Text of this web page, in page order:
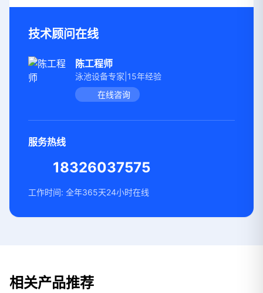
技术顾问在线
陈工程师
泳池设备专家|15年经验
在线咨询
服务热线
18326037575
工作时间: 全年365天24小时在线
相关产品推荐